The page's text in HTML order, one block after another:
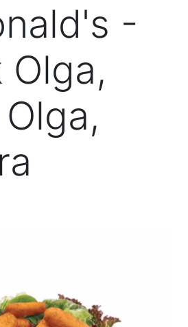
-
Olga,